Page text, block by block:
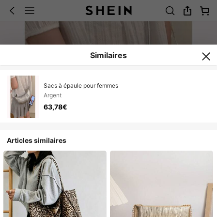
Similaires
Sacs à épaule pour femmes
Argent
63,78€
Articles similaires